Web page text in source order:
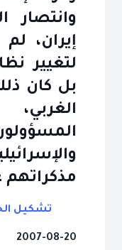
وانتصار
إيران،
لتغيير
بل كان
مذكراتهم
تشكيل
2007-08-20